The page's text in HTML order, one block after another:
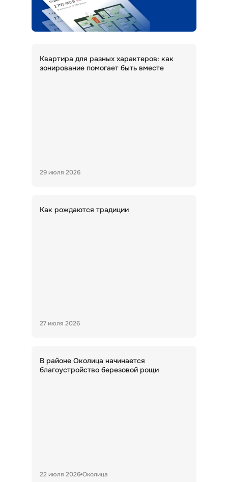
Квартира для разных характеров: как
зонирование помогает быть вместе
29 июля 2026
Как рождаются традиции
27 июля 2026
В районе Околица начинается
благоустройство березовой рощи
22 июля 2026 Околица